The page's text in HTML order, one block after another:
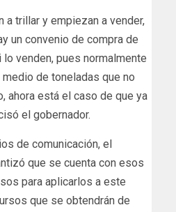
a trillar y empiezan a vender,
un convenio de compra de
lo venden, pues normalmente
de toneladas que no
ahora está el caso de que ya
el gobernador.
de comunicación, el
que se cuenta con esos
para aplicarlos a este
que se obtendrán de